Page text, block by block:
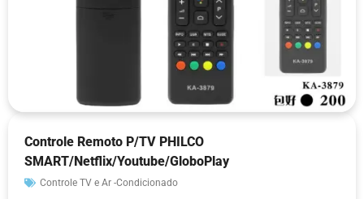
Controle Remoto P/TV PHILCO
SMART/Netflix/Youtube/GloboPlay
Controle TV e Ar -Condicionado